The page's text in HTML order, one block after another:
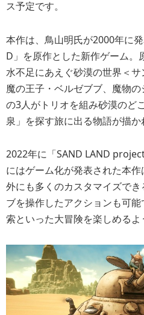
ス予定です。
本作は、鳥山明氏が2000年に
D」を原作とした新作ゲーム。
水不足にあえぐ砂漠の世界＜
魔の王子・ベルゼブブ、魔物
の3人がトリオを組み砂漠のど
泉」を探す旅に出る物語が描か
2022年に「SAND LAND
にはゲーム化が発表された本
外にも多くのカスタマイズで
ブを操作したアクションも可
索といった大冒険を楽しめるよ